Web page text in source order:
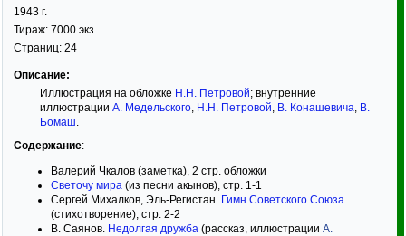
1943 г.
Тираж: 7000 экз.
Страниц: 24
Описание:
Иллюстрация на обложке Н.Н. Петровой; внутренние
иллюстрации А. Медельского, Н.Н. Петровой, В. Конашевича, В.
Бомаш.
Содержание:
Валерий Чкалов (заметка), 2 стр. обложки
Светочу мира (из песни акынов), стр. 1-1
Сергей Михалков, Эль-Регистан. Гимн Советского Союза
(стихотворение), стр. 2-2
В. Саянов. Недолгая дружба (рассказ, иллюстрации А.